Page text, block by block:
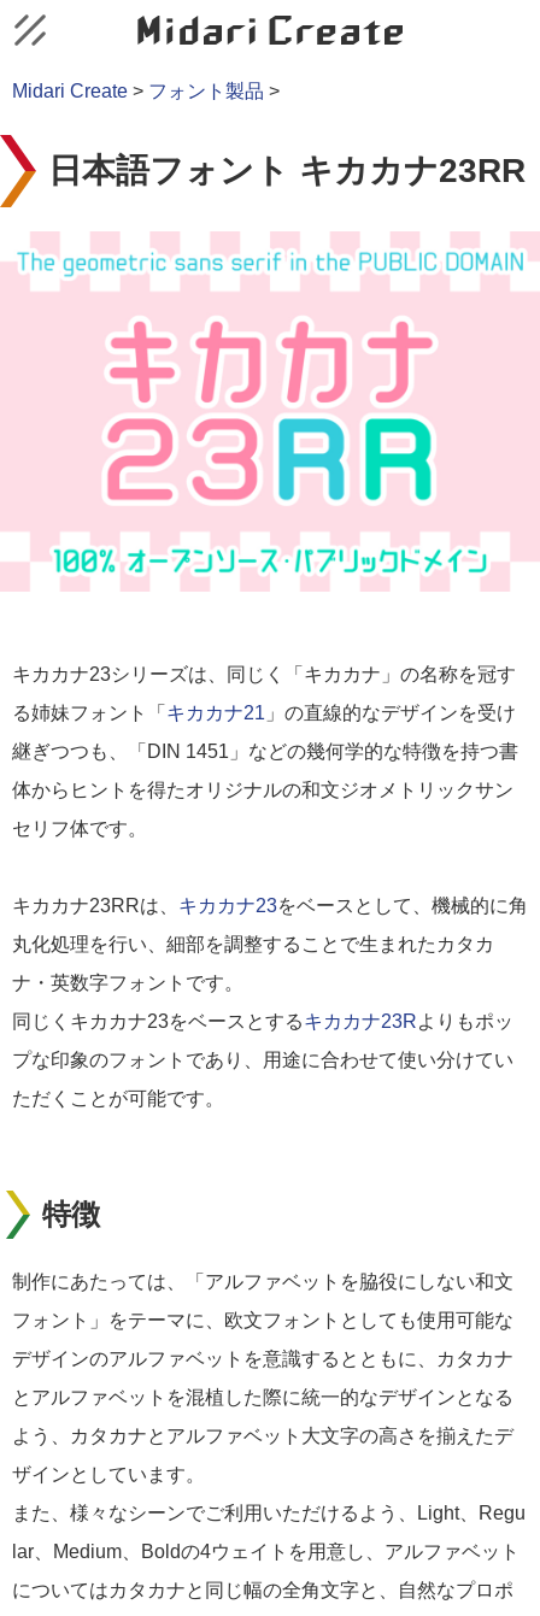
Midari Create > フォント製品 >
日本語フォント キカカナ23RR
キカカナ23シリーズは、同じく「キカカナ」の名称を冠す
る姉妹フォント「 キカカナ21 」の直線的なデザインを受け
継ぎつつも、「DIN 1451」などの幾何学的な特徴を持つ書
体からヒントを得たオリジナルの和文ジオメトリックサン
セリフ体です。
キカカナ23RRは、 キカカナ23をベースとして、機械的に角
丸化処理を行い、細部を調整することで生まれたカタカ
ナ・英数字フォントです。
同じくキカカナ23をベースとするキカカナ23Rよりもポッ
プな印象のフォントであり、用途に合わせて使い分けてい
ただくことが可能です。
特徴
制作にあたっては、「アルファベットを脇役にしない和文
フォント」をテーマに、欧文フォントとしても使用可能な
デザインのアルファベットを意識するとともに、カタカナ
とアルファベットを混植した際に統一的なデザインとなる
よう、カタカナとアルファベット大文字の高さを揃えたデ
ザインとしています。
また、様々なシーンでご利用いただけるよう、Light、Regu
lar、Medium、Boldの4ウェイトを用意し、アルファベット
についてはカタカナと同じ幅の全角文字と、自然なプロポ